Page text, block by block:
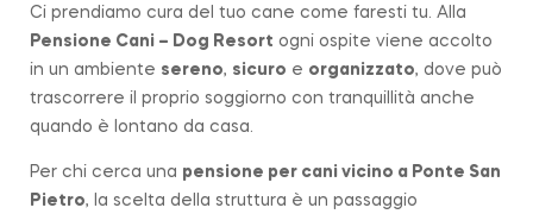
Ci prendiamo cura del tuo cane come faresti tu. Alla
Pensione Cani – Dog Resort ogni ospite viene accolto
in un ambiente sereno, sicuro e organizzato, dove può
trascorrere il proprio soggiorno con tranquillità anche
quando è lontano da casa.
Per chi cerca una pensione per cani vicino a Ponte San
Pietro, la scelta della struttura è un passaggio